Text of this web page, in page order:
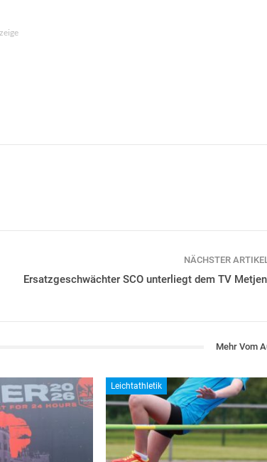
NÄCHSTER
Ersatzgeschwächter SCO unterliegt dem TV
Mehr Vom
Leichtathletik